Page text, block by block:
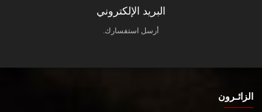
البريد الإلكتروني
أرسل استفسارك.
الزائـرون